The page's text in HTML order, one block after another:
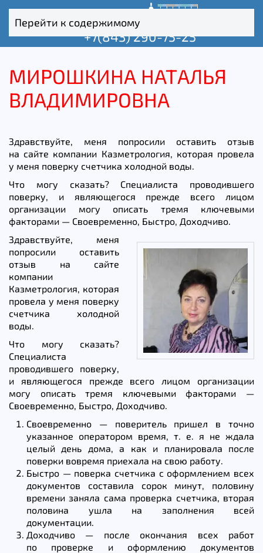
Перейти к содержимому
+7(843) 290-75-25
МИРОШКИНА НАТАЛЬЯ
ВЛАДИМИРОВНА
Здравствуйте, меня попросили оставить отзыв
на сайте компании Казметрология, которая провела
у меня поверку счетчика холодной воды.
Что могу сказать? Специалиста проводившего
поверку, и являющегося прежде всего лицом
организации могу описать тремя ключевыми
факторами — Своевременно, Быстро, Доходчиво.
Здравствуйте, меня
попросили оставить
отзыв на сайте
компании
Казметрология, которая
провела у меня поверку
счетчика холодной
воды.
Что могу сказать?
Специалиста
проводившего поверку,
и являющегося прежде всего лицом организации
могу описать тремя ключевыми факторами —
Своевременно, Быстро, Доходчиво.
Своевременно — поверитель пришел в точно
указанное оператором время, т. е. я не ждала
целый день дома, а как и планировала после
поверки вовремя приехала на свою работу.
Быстро — поверка счетчика с оформлением всех
документов составила сорок минут, половину
времени заняла сама проверка счетчика, вторая
половина ушла на заполнения всей
документации.
Доходчиво — после окончания всех работ
по проверке и оформлению документов